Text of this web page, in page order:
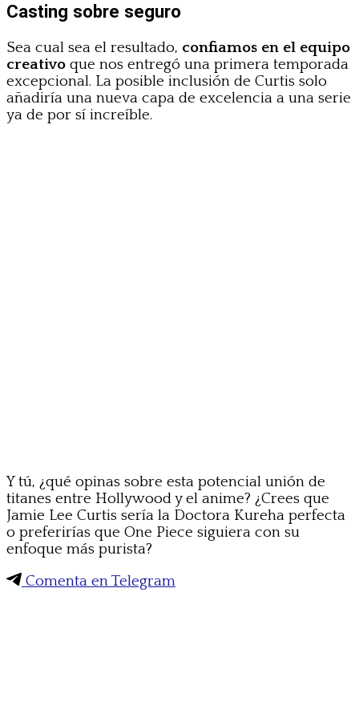
Casting sobre seguro
Sea cual sea el resultado, confiamos en el equipo
creativo que nos entregó una primera temporada
excepcional. La posible inclusión de Curtis solo
añadiría una nueva capa de excelencia a una serie
ya de por sí increíble.
Y tú, ¿qué opinas sobre esta potencial unión de
titanes entre Hollywood y el anime? ¿Crees que
Jamie Lee Curtis sería la Doctora Kureha perfecta
o preferirías que One Piece siguiera con su
enfoque más purista?
Comenta en Telegram